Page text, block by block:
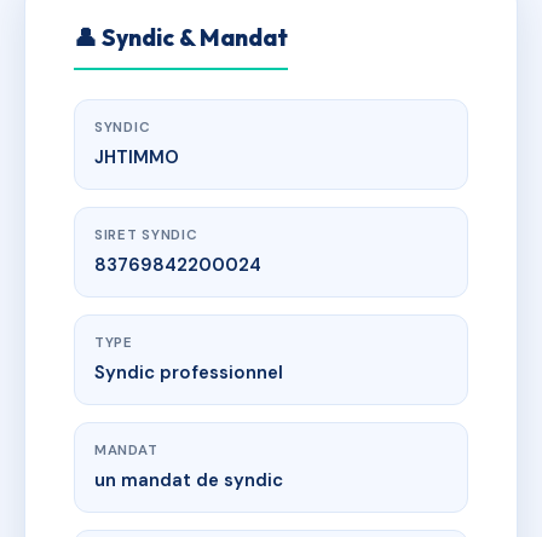
👤 Syndic & Mandat
SYNDIC
JHTIMMO
SIRET SYNDIC
83769842200024
TYPE
Syndic professionnel
MANDAT
un mandat de syndic